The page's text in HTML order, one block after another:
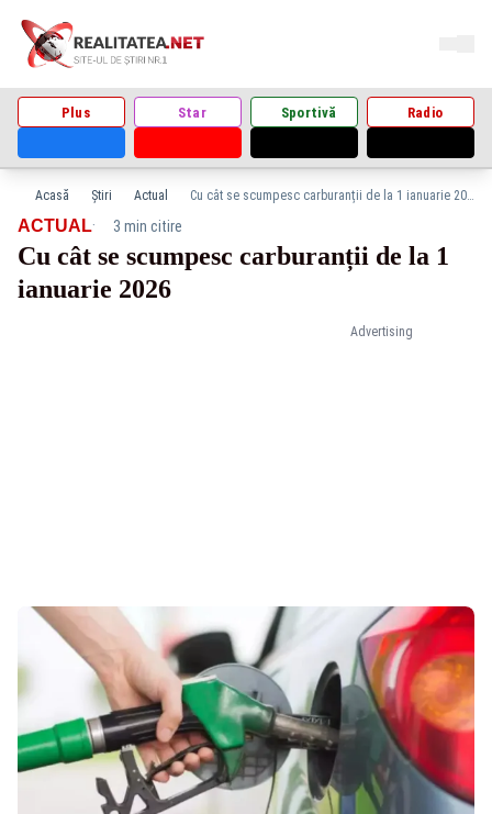
Plus Star Sportivă Radio
Acasă Știri Actual Cu cât se scumpesc carburanții de la 1 ianuarie 2026
Advertising
ACTUAL· 3 min citire
Cu cât se scumpesc carburanții de la 1
ianuarie 2026